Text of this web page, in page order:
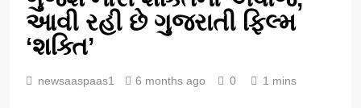
આવી રહી છે ગુજરાતી ફિલ્મ
‘શક્તિ’
newsaaspaas1 6 months ago 0 1 mins